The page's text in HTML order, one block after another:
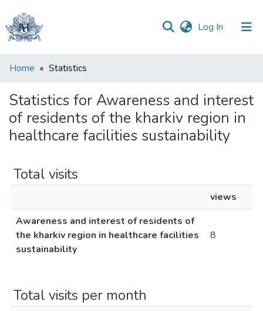
Log In (current)
Communities
Collections
All of DSpace
Home Statistics
Statistics for Awareness and interest
of residents of the kharkiv region in
healthcare facilities sustainability
Total visits
views
Awareness and interest of residents of
the kharkiv region in healthcare facilities
sustainability
8
Total visits per month